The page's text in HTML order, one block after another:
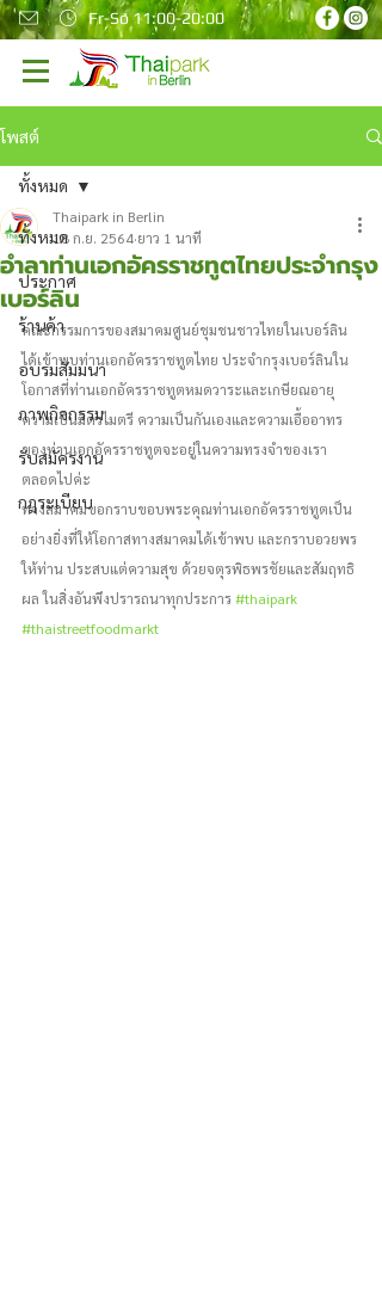
Fr-So 11:00-20:00
โพสต์
ทั้งหมด
ประกาศ
ร้านค้า
อบรมสัมมนา
ภาพกิจกรรม
รับสมัครงาน
กฎระเบียบ
ทั้งหมด
อำลาท่านเอกอัครราชทูตไทยประจำกรุง
เบอร์ลิน
Thaipark in Berlin
18 ก.ย. 2564 ยาว 1 นาที
คณะกรรมการของสมาคมศูนย์ชุมชนชาวไทยในเบอร์ลิน
ได้เข้าพบท่านเอกอัครราชทูตไทย ประจำกรุงเบอร์ลินใน
โอกาสที่ท่านเอกอัครราชทูตหมดวาระและเกษียณอายุ
ความเป็นมิตรไมตรี ความเป็นกันเองและความเอื้ออาทร
ของท่านเอกอัครราชทูตจะอยู่ในความทรงจำของเรา
ตลอดไปค่ะ
ทางสมาคมขอกราบขอบพระคุณท่านเอกอัครราชทูตเป็น
อย่างยิ่งที่ให้โอกาสทางสมาคมได้เข้าพบ และกราบอวยพร
ให้ท่าน ประสบแต่ความสุข ด้วยจตุรพิธพรชัยและสัมฤทธิ
ผล ในสิ่งอันพึงปรารถนาทุกประการ #thaipark
#thaistreetfoodmarkt